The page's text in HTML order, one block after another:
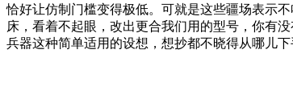
恰好让仿制门槛变得极低。可就是这些疆场表示
床，看着不起眼，改出更合我们用的型号，你有
兵器这种简单适用的设想，想抄都不晓得从哪儿